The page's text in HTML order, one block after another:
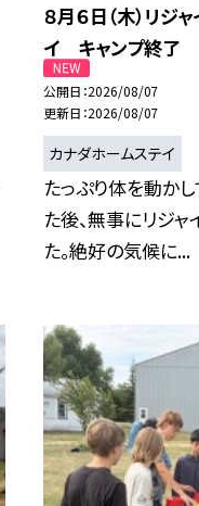
８月６日（木）リジ
イ キャンプ終了
公開日 2026/08/07
更新日 2026/08/07
カナダホームステイ
たっぷり体を動か
た後、無事にリジ
た。絶好の気候に...